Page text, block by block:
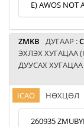
E) AWOS NOT
ZMKB ДУГААР :
ЭХЛЭХ ХУГАЦАА
ДУУСАХ ХУГАЦАА
ICAO НӨХЦӨЛ
260935